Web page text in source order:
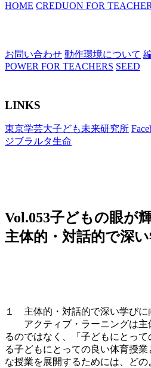
HOME CREDUON FOR
お問い合わせ 動作環境について
POWER FOR TEACHERS SEED
LINKS
東京学芸大子ども未来研究所
ジブラルタ生命
Vol.053子どもの眼が
主体的・対話的で深
１ 主体的・対話的で深い学びに
アクティブ・ラーニングは主体
るのではなく、「子どもにとっ
る子どもにとっての良い体育授
な授業を展開するためには、ど